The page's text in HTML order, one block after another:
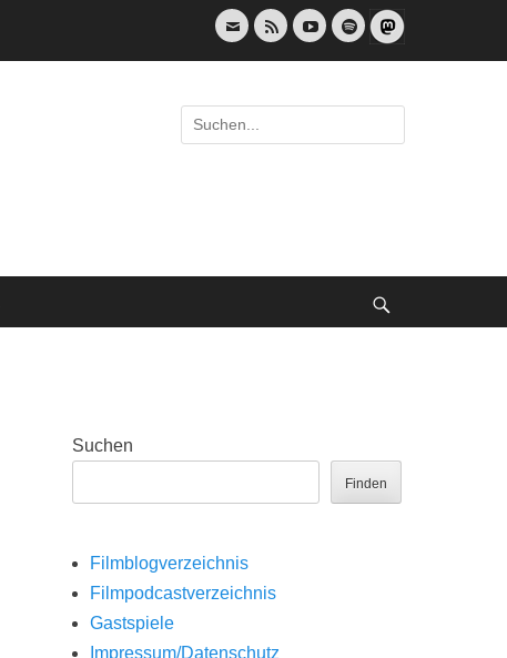
E-
Mail
Feed YouTubeSpotify
Suche
nach:
Suchen
Finden
Filmblogverzeichnis
Filmpodcastverzeichnis
Gastspiele
Impressum/Datenschutz